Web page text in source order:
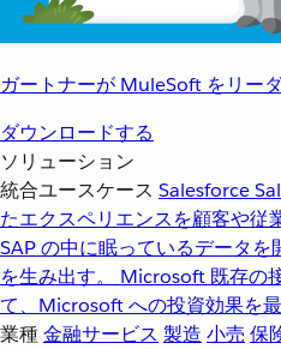
ガートナーが MuleSoft をリー
ダウンロードする
ソリューション
統合ユースケース Salesforce
たエクスペリエンスを顧客や従
SAP の中に眠っているデータ
を生み出す。
Microsoft 既存の
て、Microsoft への投資効果を最
業種金融サービス 製造 小売 保